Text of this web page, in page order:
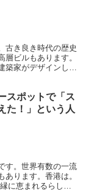
古き良き時代の歴史
ビルもあります。
築家がデザインした
スポットで「ス
た！」という人
す。世界有数の一流
ります。香港は。
に恵まれるらしい